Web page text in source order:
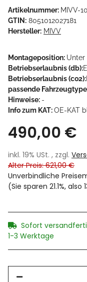
Artikelnummer: MIVV-
GTIN: 8051012027181
Hersteller: MIVV
Montageposition: Unter
Betriebserlaubnis (db):
Betriebserlaubnis (co2):
passende
Hinweise: -
Info zum KAT:OE-KAT
490,00 €
inkl. 19% USt. , zzgl.
Alter Preis: 621,00 €
Unverbindliche
(Sie sparen 21.1%, also
Sofort
1-3 Werktage